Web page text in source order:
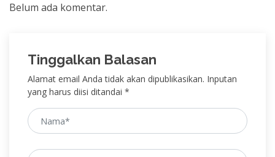
Belum ada komentar.
Tinggalkan Balasan
Alamat email Anda tidak akan dipublikasikan. Inputan
yang harus diisi ditandai *